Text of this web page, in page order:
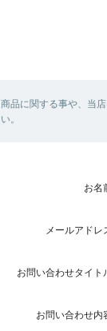
商品に関する事や、当
い。
お名
メールアドレ
お問い合わせタイト
お問い合わせ内